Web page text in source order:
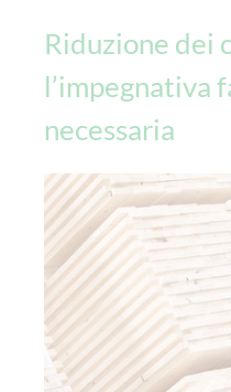
Riduzione dei
l’impegnativa
necessaria